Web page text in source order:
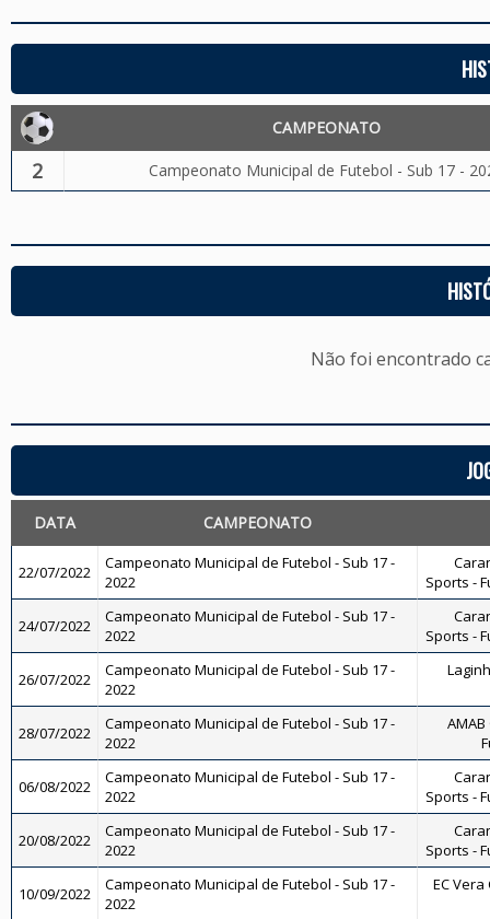
CAMPEONATO
2 Campeonato Municipal de Futebol - Sub 17 -
Não foi encontrado
DATA CAMPEONATO
22/07/2022
Campeonato Municipal de Futebol - Sub 17 -
2022
Sports -
24/07/2022
Campeonato Municipal de Futebol - Sub 17 -
2022
Sports -
26/07/2022
Campeonato Municipal de Futebol - Sub 17 -
2022
28/07/2022
Campeonato Municipal de Futebol - Sub 17 -
2022
06/08/2022
Campeonato Municipal de Futebol - Sub 17 -
2022
Sports -
20/08/2022
Campeonato Municipal de Futebol - Sub 17 -
2022
Sports -
10/09/2022
Campeonato Municipal de Futebol - Sub 17 -
2022
EC Vera